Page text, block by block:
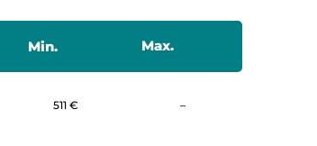
Min. Max.
511 € –Non communiqué